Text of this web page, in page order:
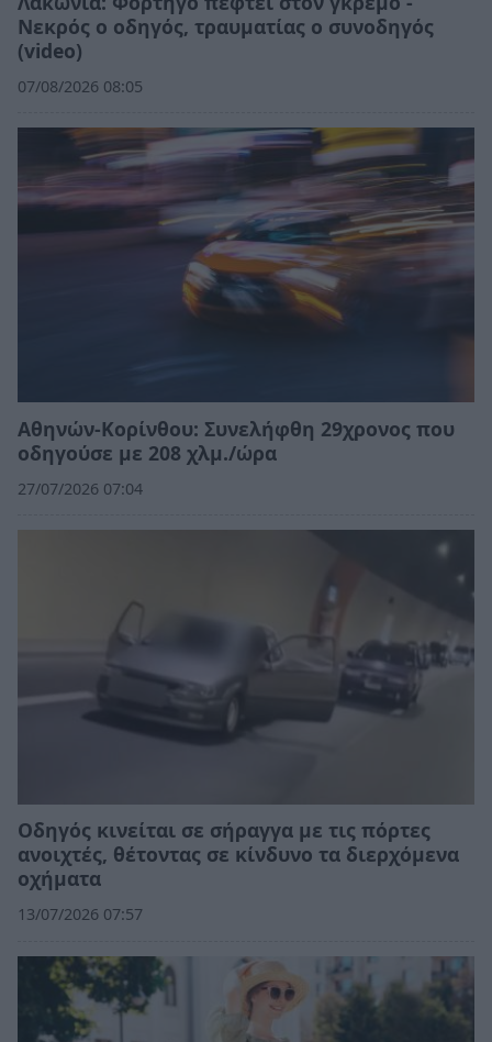
Νεκρός ο οδηγός, τραυματίας ο συνοδηγός
(video)
07/08/2026 08:05
Αθηνών-Κορίνθου: Συνελήφθη 29χρονος που
οδηγούσε με 208 χλμ./ώρα
27/07/2026 07:04
Οδηγός κινείται σε σήραγγα με τις πόρτες
ανοιχτές, θέτοντας σε κίνδυνο τα διερχόμενα
οχήματα
13/07/2026 07:57